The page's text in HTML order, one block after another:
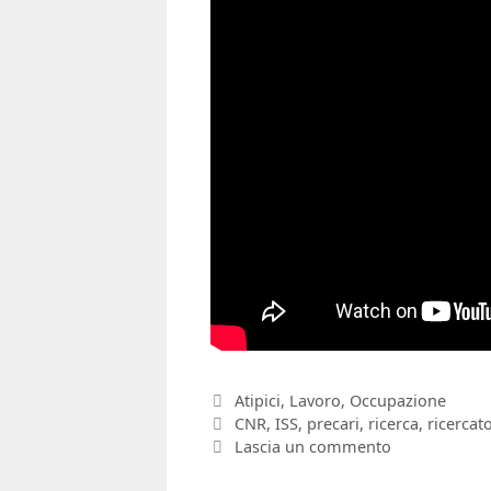
Categorie
Atipici, Lavoro, Occupazione
Tag
CNR, ISS, precari, ricerca,
Lascia un commento